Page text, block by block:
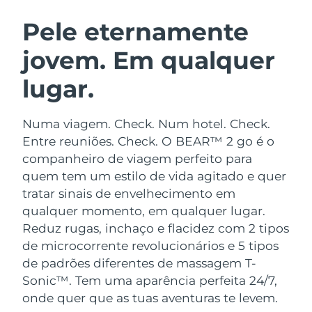
Pele eternamente
jovem. Em qualquer
lugar.
Numa viagem. Check. Num hotel. Check.
Entre reuniões. Check. O BEAR™ 2 go é o
companheiro de viagem perfeito para
quem tem um estilo de vida agitado e quer
tratar sinais de envelhecimento em
qualquer momento, em qualquer lugar.
Reduz rugas, inchaço e flacidez com 2 tipos
de microcorrente revolucionários e 5 tipos
de padrões diferentes de massagem T-
Sonic™. Tem uma aparência perfeita 24/7,
onde quer que as tuas aventuras te levem.
Limpeza facial
Anti-aging massage
LUNA™ 4 Plus
Massage, LED heating
LUNA™ 4 Men
For men, anti-aging massage
Microcurrent toning
BEAR™ 2 go
Microcurrent toning on-the-go
BEAR™ 2 eyes & lips
Microcurrent line smoothing device
Hidratação
UFO™ 3 kit
Deep facial hydration
UFO™ 3 LED
Near-infrared and red light therapy
device
Cuidado oral
issa™ 4
Hybrid silicone sonic toothbrush
issa™ 4 plus
Smart hybrid silicone sonic toothbrush
TRATAMENTO ANTIENVELHECIMENTO
FAQ™
Antienvelhecimento Tratamentos LED
Áustria Entrega prevista
Barein Entrega prevista8/13/26
Bélgica
Bermudas Entrega prevista8/18/26
Bósnia e
Herzegovina
Entrega prevista
Brunei Entrega prevista
Bulgária Entrega prevista 8/12/26
Canadá Entrega prevista
Chile Entrega prevista8/16/26